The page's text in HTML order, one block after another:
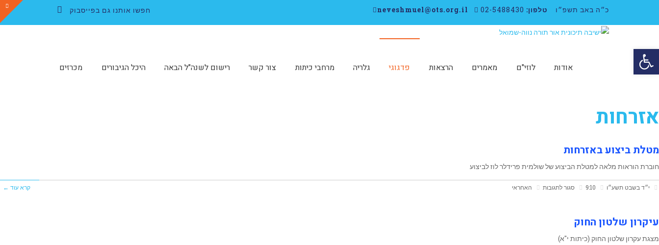
פתח סרגל נגישות
כ״ה באב תשפ״ו טלפון:
חפשו אותנו גם בפייסבוק
אודות לוזי"ם מאמרים הרצאות פדגוגי גלריה מרחבי כיתות צור קשר רישום לשנה"ל הבאה היכל הגיבורים מכרזים
אזרחות
מטלת ביצוע באזרחות
חוברת הוראות מלאה למטלת הביצוע של שולמית פרידלר לוז לביצוע
י״ד בשבט תשע״ו סגור לתגובותעל
האחראי קרא עוד ←
עיקרון שלטון החוק
מצגת עקרון שלטון החוק (כיתות י"א)